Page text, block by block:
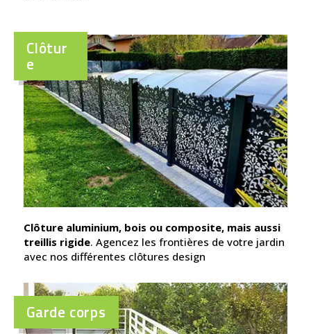
Clôtur
e
Clôture aluminium, bois ou composite, mais aussi
treillis rigide. Agencez les frontières de votre jardin
avec nos différentes clôtures design
Garde corps